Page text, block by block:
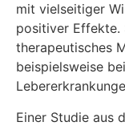
mit vielseitiger
positiver Effekte.
therapeutisches
beispielsweise
Einer Studie aus